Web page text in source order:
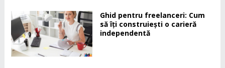
Ghid pentru freelanceri: Cum
să îți construiești o carieră
independentă